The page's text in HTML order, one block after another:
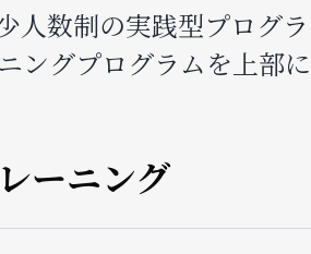
人数制の実践型プログ
ングプログラムを上部
ーニング